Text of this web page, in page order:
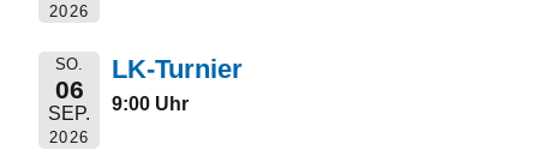
2026
SO.
06
SEP.
2026
LK-Turnier
9:00 Uhr